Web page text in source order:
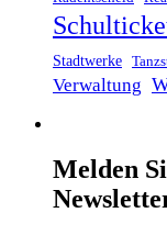
Stadtwerke
Verwaltung
Melden